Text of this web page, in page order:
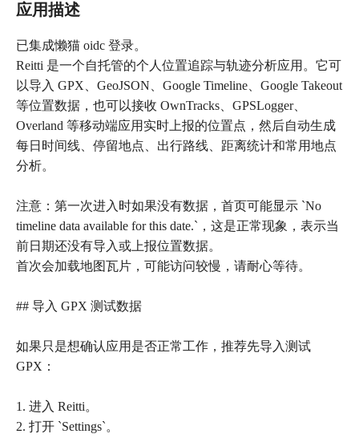
应用描述
已集成懒猫 oidc 登录。
Reitti 是一个自托管的个人位置追踪与轨迹分析应用。它可
以导入 GPX、GeoJSON、Google Timeline、Google Takeout
等位置数据，也可以接收 OwnTracks、GPSLogger、
Overland 等移动端应用实时上报的位置点，然后自动生成
每日时间线、停留地点、出行路线、距离统计和常用地点
分析。
注意：第一次进入时如果没有数据，首页可能显示 `No
timeline data available for this date.`，这是正常现象，表示当
前日期还没有导入或上报位置数据。
首次会加载地图瓦片，可能访问较慢，请耐心等待。
## 导入 GPX 测试数据
如果只是想确认应用是否正常工作，推荐先导入测试
GPX：
1. 进入 Reitti。
2. 打开 `Settings`。